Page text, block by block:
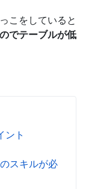
こをしていると
でテーブルが低
ント
スキルが必